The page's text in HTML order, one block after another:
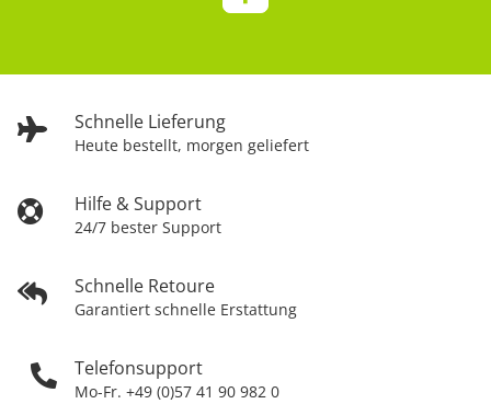
Schnelle Lieferung
Heute bestellt, morgen geliefert
Hilfe & Support
24/7 bester Support
Schnelle Retoure
Garantiert schnelle Erstattung
Telefonsupport
Mo-Fr. +49 (0)57 41 90 982 0